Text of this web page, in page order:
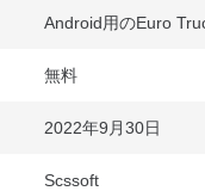
Android用のEuro
無料
2022年9月30日
Scssoft